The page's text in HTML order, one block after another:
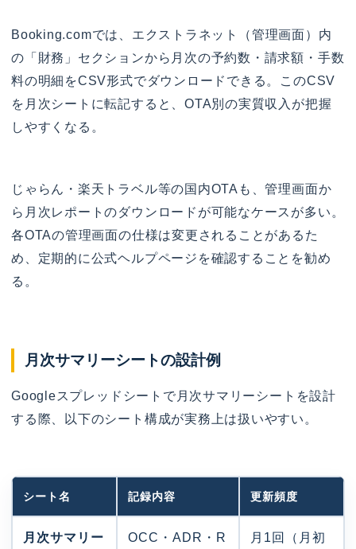
Booking.comでは、エクストラネット（管理画面）内
の「財務」セクションから月次の予約数・請求額・手数
料の明細をCSV形式でダウンロードできる。このCSV
を月次シートに転記すると、OTA別の実質収入が把握
しやすくなる。
じゃらん・楽天トラベル等の国内OTAも、管理画面か
ら月次レポートのダウンロードが可能なケースが多い。
各OTAの管理画面の仕様は変更されることがあるた
め、定期的に公式ヘルプページを確認することを勧め
る。
月次サマリーシートの設計例
Googleスプレッドシートで月次サマリーシートを設計
する際、以下のシート構成が実務上は扱いやすい。
シート名 記録内容 更新頻度
月次サマリー
OCC・ADR・R
月1回（月初